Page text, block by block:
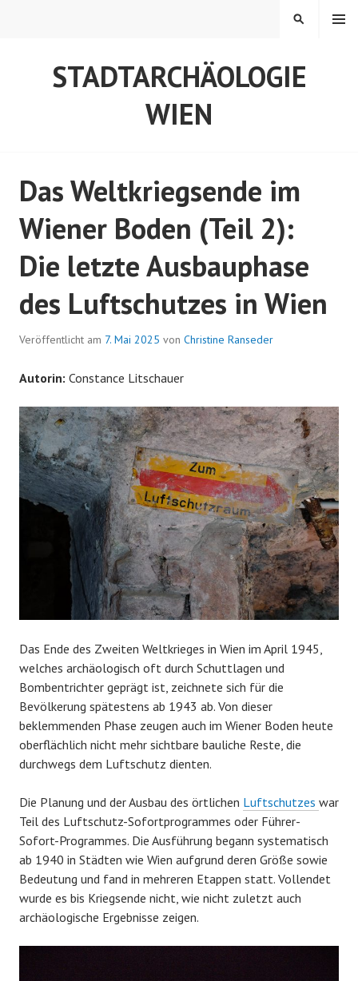
STADTARCHÄOLOGIE
WIEN
MENÜ
SUCHEN
Das Weltkriegsende im
Wiener Boden (Teil 2):
Die letzte Ausbauphase
des Luftschutzes in Wien
Veröffentlicht am 7. Mai 2025 von Christine Ranseder
Autorin: Constance Litschauer
Das Ende des Zweiten Weltkrieges in Wien im April 1945,
welches archäologisch oft durch Schuttlagen und
Bombentrichter geprägt ist, zeichnete sich für die
Bevölkerung spätestens ab 1943 ab. Von dieser
beklemmenden Phase zeugen auch im Wiener Boden heute
oberflächlich nicht mehr sichtbare bauliche Reste, die
durchwegs dem Luftschutz dienten.
Die Planung und der Ausbau des örtlichen Luftschutzes war
Teil des Luftschutz-Sofortprogrammes oder Führer-
Sofort-Programmes. Die Ausführung begann systematisch
ab 1940 in Städten wie Wien aufgrund deren Größe sowie
Bedeutung und fand in mehreren Etappen statt. Vollendet
wurde es bis Kriegsende nicht, wie nicht zuletzt auch
archäologische Ergebnisse zeigen.